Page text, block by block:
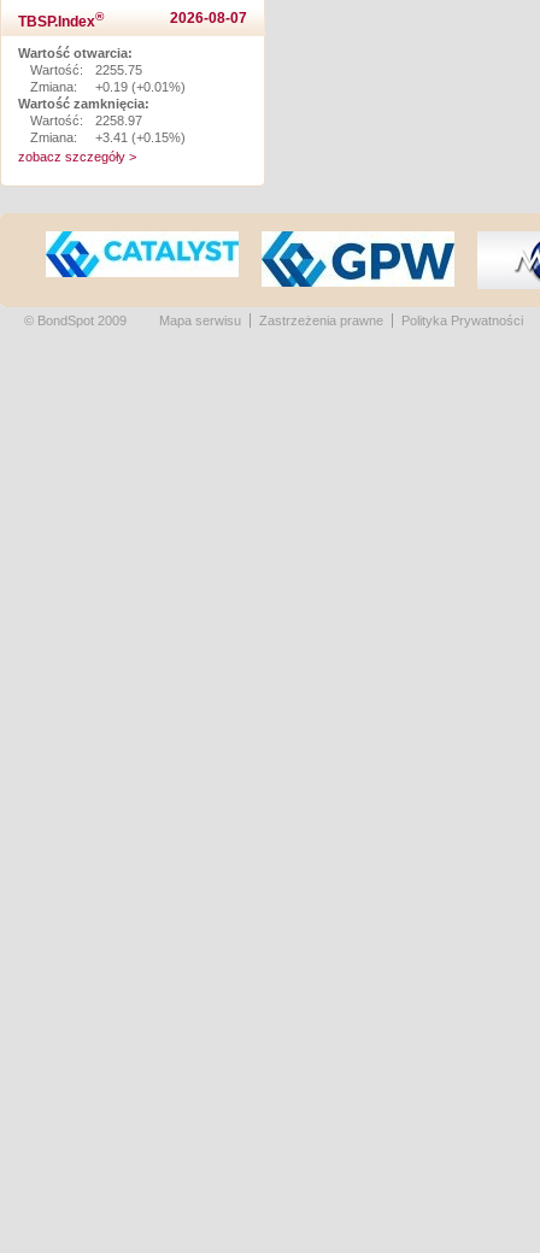
TBSP.Index® 2026-08-07
Wartość otwarcia:
Wartość:
2255.75
Zmiana:
+0.19 (+0.01%)
Wartość zamknięcia:
Wartość:
2258.97
Zmiana:
+3.41 (+0.15%)
zobacz szczegóły >
© BondSpot 2009 Mapa serwisu Zastrzeżenia prawne Polityka Prywatności